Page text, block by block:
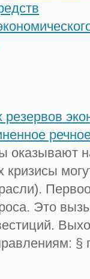
оказывают
Это
§